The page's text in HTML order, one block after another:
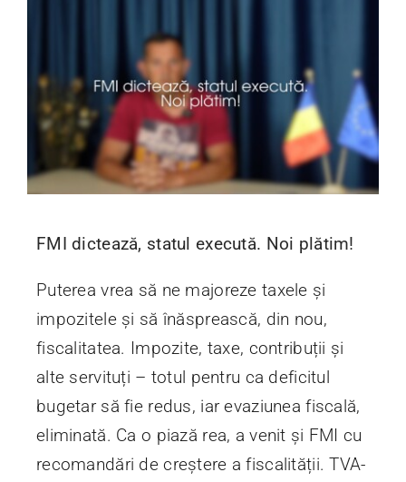
FMI dictează, statul execută. Noi plătim!
Puterea vrea să ne majoreze taxele și
impozitele și să înăsprească, din nou,
fiscalitatea. Impozite, taxe, contribuții și
alte servituți – totul pentru ca deficitul
bugetar să fie redus, iar evaziunea fiscală,
eliminată. Ca o piază rea, a venit și FMI cu
recomandări de creștere a fiscalității. TVA-